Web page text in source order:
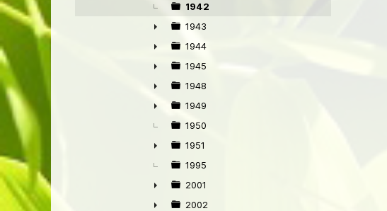
►
1942
►
1943
►
1944
►
1945
►
1948
►
1949
1950
►
1951
1995
►
2001
2002